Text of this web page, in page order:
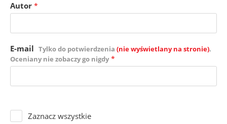
Autor *
E-mail Tylko do potwierdzenia (nie wyświetlany na stronie).
Oceniany nie zobaczy go nigdy *
Zaznacz wszystkie